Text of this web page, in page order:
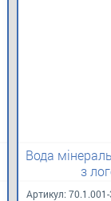
Вода
з
Артикул:70.1.001-